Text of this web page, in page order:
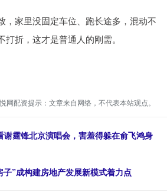
，家里没固定车位、跑长途多，混动不
折，这才是普通人的刚需。
网配资提示：文章来自网络，不代表本站观点。
谢霆锋北京演唱会，害羞得躲在俞飞鸿身
子”成构建房地产发展新模式着力点